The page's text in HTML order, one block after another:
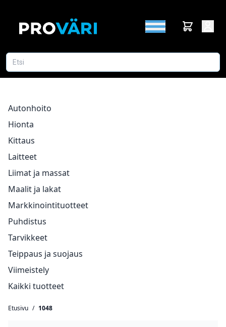
Autonhoito
Hionta
Kittaus
Laitteet
Liimat ja massat
Maalit ja lakat
Markkinointituotteet
Puhdistus
Tarvikkeet
Teippaus ja suojaus
Viimeistely
Kaikki tuotteet
Etusivu / 1048